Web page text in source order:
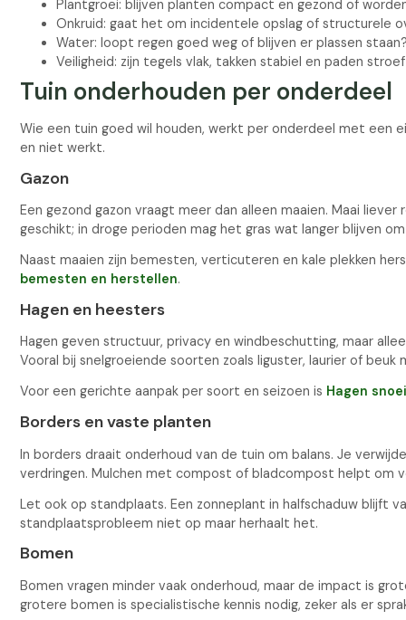
Plantgroei: blijven planten compact en gezond of
Onkruid: gaat het om incidentele opslag of structurele
Water: loopt regen goed weg of blijven er plassen
Veiligheid: zijn tegels vlak, takken stabiel en paden
Tuin onderhouden per onderdeel
Wie een tuin goed wil houden, werkt per onderdeel met een
en niet werkt.
Gazon
Een gezond gazon vraagt meer dan alleen maaien. Maai
geschikt; in droge perioden mag het gras wat langer blijven
Naast maaien zijn bemesten, verticuteren en kale plekken
bemesten en herstellen.
Hagen en heesters
Hagen geven structuur, privacy en windbeschutting, maar
Vooral bij snelgroeiende soorten zoals liguster, laurier of beuk
Voor een gerichte aanpak per soort en seizoen is Hagen
Borders en vaste planten
In borders draait onderhoud van de tuin om balans. Je
verdringen. Mulchen met compost of bladcompost helpt om
Let ook op standplaats. Een zonneplant in halfschaduw blijft
standplaatsprobleem niet op maar herhaalt het.
Bomen
Bomen vragen minder vaak onderhoud, maar de impact is
grotere bomen is specialistische kennis nodig, zeker als er